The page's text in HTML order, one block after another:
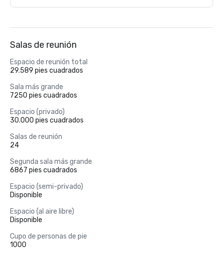
Salas de reunión
Espacio de reunión total
29.589 pies cuadrados
Sala más grande
7250 pies cuadrados
Espacio (privado)
30.000 pies cuadrados
Salas de reunión
24
Segunda sala más grande
6867 pies cuadrados
Espacio (semi-privado)
Disponible
Espacio (al aire libre)
Disponible
Cupo de personas de pie
1000